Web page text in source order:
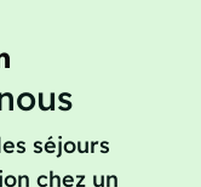
séjours
chez un